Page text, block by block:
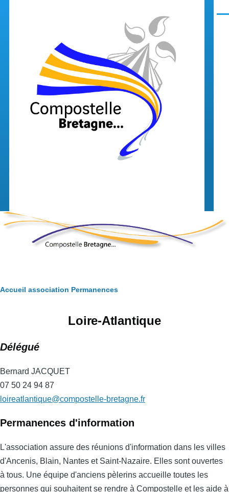
Fil
Accueil association Permanences
Loire-Atlantique
Délégué
Bernard JACQUET
07 50 24 94 87
loireatlantique@compostelle-bretagne.fr
Permanences d'information
L'association assure des réunions d'information dans les villes
d'Ancenis, Blain, Nantes et Saint-Nazaire. Elles sont ouvertes
à tous. Une équipe d'anciens pèlerins accueille toutes les
personnes qui souhaitent se rendre à Compostelle et les aide à